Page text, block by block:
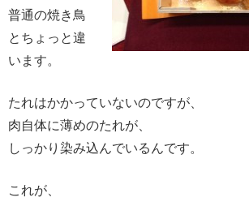
普通の焼き鳥
とちょっと違
います。
たれはかかっていないのですが、
肉自体に薄めのたれが、
しっかり染み込んでいるんです。
これが、